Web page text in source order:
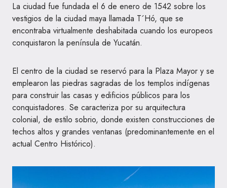
La ciudad fue fundada el 6 de enero de 1542 sobre los
vestigios de la ciudad maya llamada T´Hó, que se
encontraba virtualmente deshabitada cuando los europeos
conquistaron la península de Yucatán.
El centro de la ciudad se reservó para la Plaza Mayor y se
emplearon las piedras sagradas de los templos indígenas
para construir las casas y edificios públicos para los
conquistadores. Se caracteriza por su arquitectura
colonial, de estilo sobrio, donde existen construcciones de
techos altos y grandes ventanas (predominantemente en el
actual Centro Histórico).